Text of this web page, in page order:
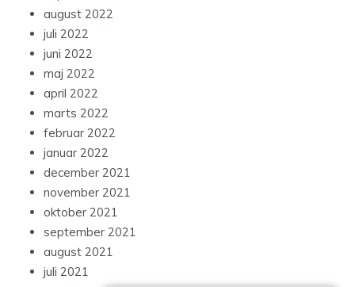
august 2022
juli 2022
juni 2022
maj 2022
april 2022
marts 2022
februar 2022
januar 2022
december 2021
november 2021
oktober 2021
september 2021
august 2021
juli 2021